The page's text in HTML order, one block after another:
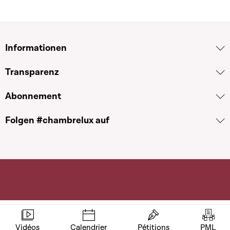
Vidéos Calendrier Pétitions PML
Informationen
Transparenz
Abonnement
Folgen #chambrelux auf